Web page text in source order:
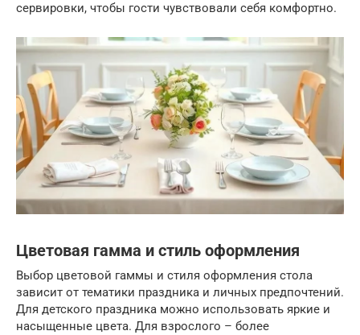
сервировки, чтобы гости чувствовали себя комфортно.
Цветовая гамма и стиль оформления
Выбор цветовой гаммы и стиля оформления стола
зависит от тематики праздника и личных предпочтений.
Для детского праздника можно использовать яркие и
насыщенные цвета. Для взрослого – более